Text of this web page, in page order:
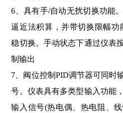
6、具有手/自动无扰切换功能
逼近法积算，并带切换限幅
稳切换。手动状态下通过仪表
制输出
7、阀位控制PID调节器可同时
号。仪表具有多类型输入功能
输入信号(热电偶、热电阻、